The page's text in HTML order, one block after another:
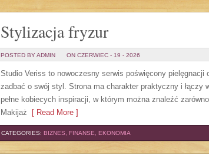
Stylizacja fryzur
POSTED BY ADMIN ON CZERWIEC - 19 - 2026
Studio Veriss to nowoczesny serwis poświęcony
zadbać o swój styl. Strona ma charakter praktyczny i łączy
pełne kobiecych inspiracji, w którym można znaleźć
Makijaż [ Read More ]
CATEGORIES: BIZNES, FINANSE, EKONOMIA